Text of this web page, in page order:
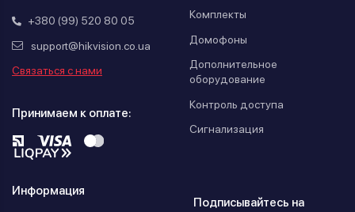
+380 (99) 520 80 05
support@hikvision.co.ua
Связаться с нами
Принимаем к оплате:
Комплекты
Домофоны
Дополнительное
оборудование
Контроль доступа
Сигнализация
Информация
Подписывайтесь на